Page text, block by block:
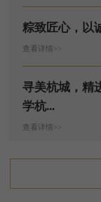
粽致匠心，以
查看详情>>
寻美杭城，精
学杭...
查看详情>>